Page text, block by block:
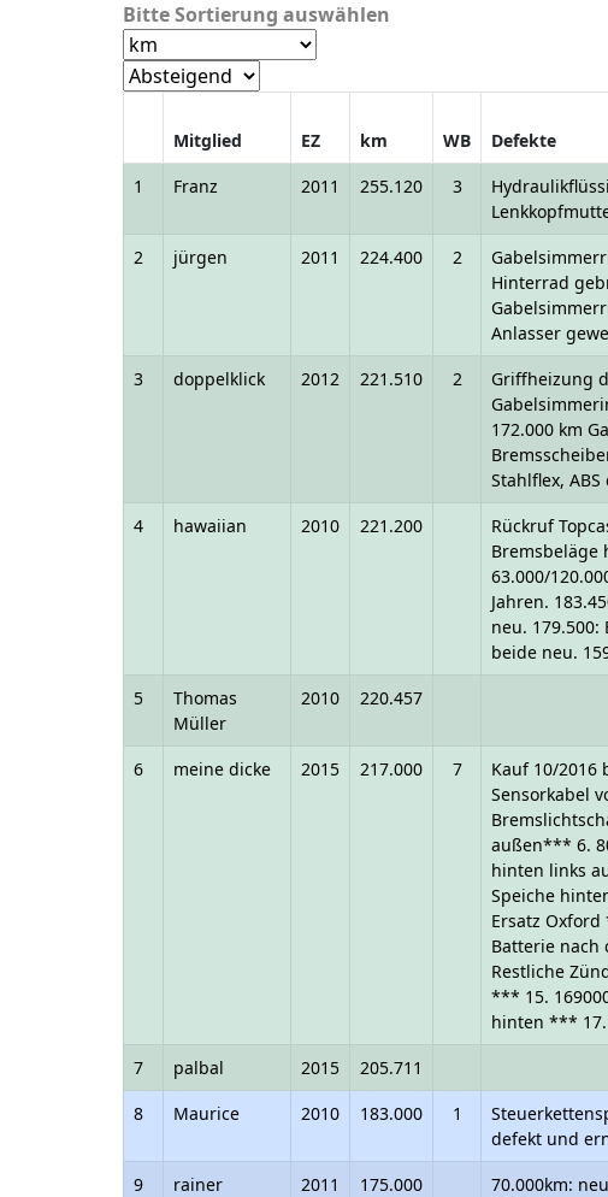
Bitte Sortierung auswählen
Mitglied EZ km WB Defekte
1
Franz 2011 255.120 3
2 jürgen 2011 224.400 2
Hinterrad
Anlasser
3 doppelklick 2012 221.510 2
Griffheizung
172.000 km
Stahlflex,
4 hawaiian 2010 221.200
Rückruf
Bremsbeläge
63.000/
Jahren.
neu.
beide neu.
5
Thomas
Müller
2010 220.457
6 meine dicke 2015 217.000 7
Kauf 10/2016
Sensorkabel
außen*** 6.
hinten links
Speiche
Ersatz
Batterie nach
Restliche
*** 15.
hinten *** 17.
7 palbal 2015 205.711
8
Maurice 2010 183.000 1
defekt und
9
rainer
2011 175.000
70.000km: